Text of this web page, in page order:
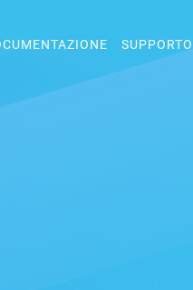
SUPPORTO